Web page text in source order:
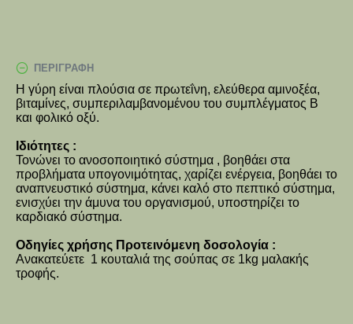
ΠΕΡΙΓΡΑΦΉ
Η γύρη είναι πλούσια σε πρωτεΐνη, ελεύθερα αμινοξέα,
βιταμίνες, συμπεριλαμβανομένου του συμπλέγματος Β
και φολικό οξύ.
Ιδιότητες :
Τονώνει το ανοσοποιητικό σύστημα , βοηθάει στα
προβλήματα υπογονιμότητας, χαρίζει ενέργεια, βοηθάει το
αναπνευστικό σύστημα, κάνει καλό στο πεπτικό σύστημα,
ενισχύει την άμυνα του οργανισμού, υποστηρίζει το
καρδιακό σύστημα.
Οδηγίες χρήσης Προτεινόμενη δοσολογία :
Ανακατεύετε 1 κουταλιά της σούπας σε 1kg μαλακής
τροφής.